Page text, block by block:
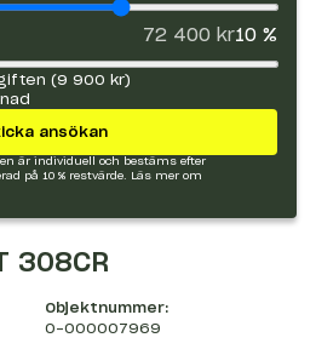
72 400 kr10 %
(9 900 kr)
ansökan
är individuell och bestäms efter
på 10 % restvärde.
Läs mer om
308CR
Objektnummer:
O-000007969